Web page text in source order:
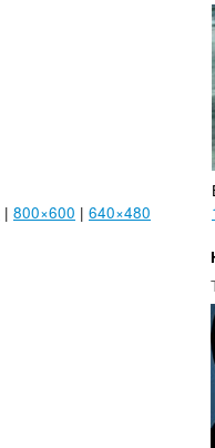
| 800×600 | 640×480